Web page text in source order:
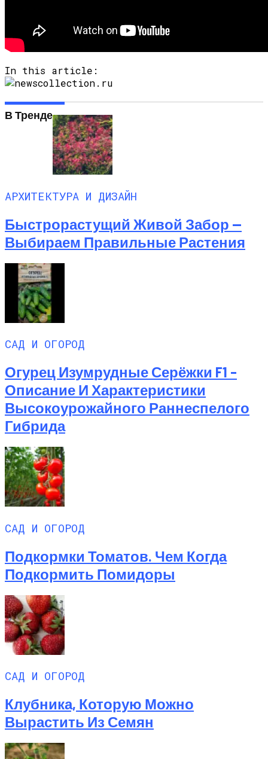
In this article:
В Тренде
АРХИТЕКТУРА И ДИЗАЙН
Быстрорастущий Живой Забор —
Выбираем Правильные Растения
САД И ОГОРОД
Огурец Изумрудные Серёжки F1 –
Описание И Характеристики
Высокоурожайного Раннеспелого
Гибрида
САД И ОГОРОД
Подкормки Томатов. Чем Когда
Подкормить Помидоры
САД И ОГОРОД
Клубника, Которую Можно
Вырастить Из Семян